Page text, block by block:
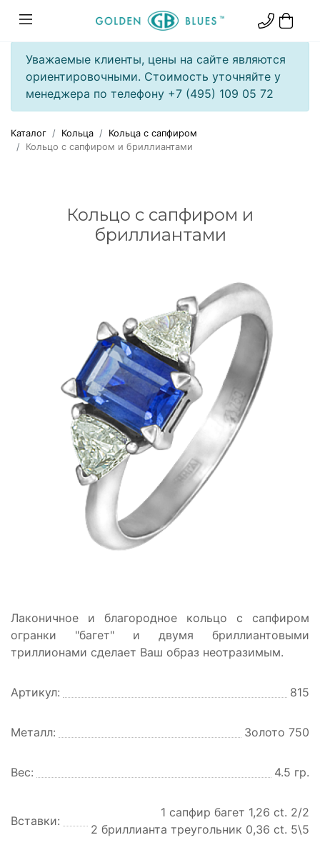
Уважаемые клиенты, цены на сайте являются
ориентировочными. Стоимость уточняйте у
менеджера по телефону +7 (495) 109 05 72
Каталог Кольца
Кольца с сапфиром
Кольцо с сапфиром и бриллиантами
Кольцо с сапфиром и
бриллиантами
Лаконичное и благородное кольцо с сапфиром
огранки "багет" и двумя бриллиантовыми
триллионами сделает Ваш образ неотразимым.
Артикул: 815
Металл: Золото 750
Вес: 4.5 гр.
Вставки:
1 сапфир багет 1,26 ct. 2/2
2 бриллианта треугольник 0,36 ct. 5\5